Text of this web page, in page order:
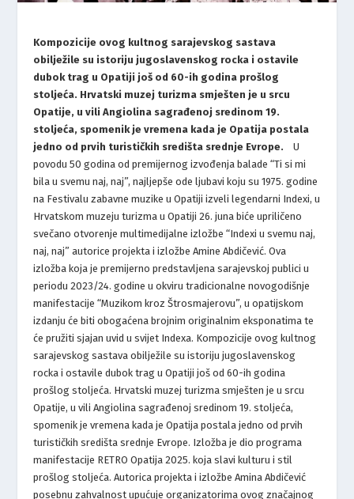
Kompozicije ovog kultnog sarajevskog sastava
obilježile su istoriju jugoslavenskog rocka i ostavile
dubok trag u Opatiji još od 60-ih godina prošlog
stoljeća. Hrvatski muzej turizma smješten je u srcu
Opatije, u vili Angiolina sagrađenoj sredinom 19.
stoljeća, spomenik je vremena kada je Opatija postala
jedno od prvih turističkih središta srednje Evrope.
U
povodu 50 godina od premijernog izvođenja balade “Ti si mi
bila u svemu naj, naj”, najljepše ode ljubavi koju su 1975. godine
na Festivalu zabavne muzike u Opatiji izveli legendarni Indexi, u
Hrvatskom muzeju turizma u Opatiji 26. juna biće upriličeno
svečano otvorenje multimedijalne izložbe “Indexi u svemu naj,
naj, naj” autorice projekta i izložbe Amine Abdičević. Ova
izložba koja je premijerno predstavljena sarajevskoj publici u
periodu 2023/24. godine u okviru tradicionalne novogodišnje
manifestacije “Muzikom kroz Štrosmajerovu”, u opatijskom
izdanju će biti obogaćena brojnim originalnim eksponatima te
će pružiti sjajan uvid u svijet Indexa. Kompozicije ovog kultnog
sarajevskog sastava obilježile su istoriju jugoslavenskog
rocka i ostavile dubok trag u Opatiji još od 60-ih godina
prošlog stoljeća. Hrvatski muzej turizma smješten je u srcu
Opatije, u vili Angiolina sagrađenoj sredinom 19. stoljeća,
spomenik je vremena kada je Opatija postala jedno od prvih
turističkih središta srednje Evrope. Izložba je dio programa
manifestacije RETRO Opatija 2025. koja slavi kulturu i stil
prošlog stoljeća. Autorica projekta i izložbe Amina Abdičević
posebnu zahvalnost upućuje organizatorima ovog značajnog